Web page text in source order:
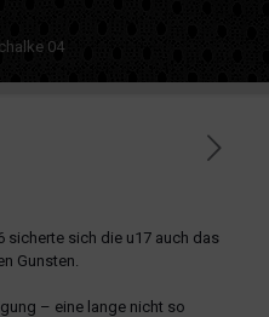
04
sicherte sich die u17 auch das
Gunsten.
– eine lange nicht so